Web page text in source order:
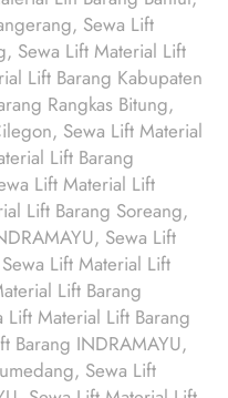
Sewa Lift
Sewa Lift Material Lift
Lift Barang Kabupaten
Rangkas Bitung,
Sewa Lift Material
Lift Barang
Lift Material Lift
Lift Barang Soreang,
Sewa Lift
Lift Material Lift
Lift Barang
Lift Material Lift Barang
Barang INDRAMAYU,
Sewa Lift